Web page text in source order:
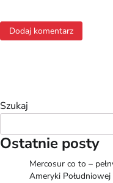
Szukaj
Ostatnie posty
Mercosur co to –
Ameryki Południowej